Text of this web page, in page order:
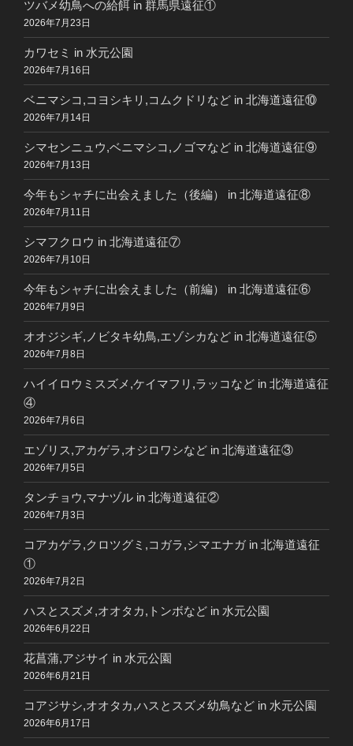
ツバメ幼鳥への給餌 in 群馬県遠征①
2026年7月23日
カワセミ in 水元公園
2026年7月16日
ベニマシコ,コヨシキリ,コムクドリなど in 北海道遠征⑩
2026年7月14日
シマセンニュウ,ベニマシコ,ノゴマなど in 北海道遠征⑨
2026年7月13日
今年もシャチに出会えました（後編） in 北海道遠征⑧
2026年7月11日
シマフクロウ in 北海道遠征⑦
2026年7月10日
今年もシャチに出会えました（前編） in 北海道遠征⑥
2026年7月9日
オオジシギ,ノビタキ幼鳥,エゾシカなど in 北海道遠征⑤
2026年7月8日
ハイイロウミスズメ,ケイマフリ,ラッコなど in 北海道遠征
④
2026年7月6日
エゾリス,アカゲラ,オジロワシなど in 北海道遠征③
2026年7月5日
タンチョウ,マナヅル in 北海道遠征②
2026年7月3日
コアカゲラ,クロツグミ,コガラ,シマエナガ in 北海道遠征
①
2026年7月2日
ハスとスズメ,オオタカ,トンボなど in 水元公園
2026年6月22日
花菖蒲,アジサイ in 水元公園
2026年6月21日
コアジサシ,オオタカ,ハスとスズメ幼鳥など in 水元公園
2026年6月17日